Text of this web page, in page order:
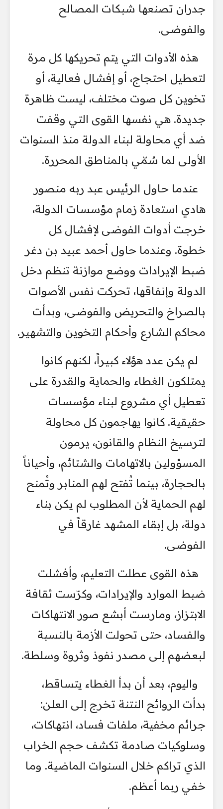
جدران تصنعها شبكات المصالح
والفوضى.
هذه الأدوات التي يتم تحريكها كل مرة
لتعطيل احتجاج، أو إفشال فعالية، أو
تخوين كل صوت مختلف، ليست ظاهرة
جديدة. هي نفسها القوى التي وقفت
ضد أي محاولة لبناء الدولة منذ السنوات
الأولى لما سُمّي بالمناطق المحررة.
عندما حاول الرئيس عبد ربه منصور
هادي استعادة زمام مؤسسات الدولة،
خرجت أدوات الفوضى لإفشال كل
خطوة. وعندما حاول أحمد عبيد بن دغر
ضبط الإيرادات ووضع موازنة تنظم دخل
الدولة وإنفاقها، تحركت نفس الأصوات
بالصراخ والتحريض والفوضى، وبدأت
محاكم الشارع وأحكام التخوين والتشهير.
لم يكن عدد هؤلاء كبيراً، لكنهم كانوا
يمتلكون الغطاء والحماية والقدرة على
تعطيل أي مشروع لبناء مؤسسات
حقيقية. كانوا يهاجمون كل محاولة
لترسيخ النظام والقانون، يرمون
المسؤولين بالاتهامات والشتائم، وأحياناً
بالحجارة، بينما تُفتح لهم المنابر وتُمنح
لهم الحماية لأن المطلوب لم يكن بناء
دولة، بل إبقاء المشهد غارقاً في
الفوضى.
هذه القوى عطلت التعليم، وأفشلت
ضبط الموارد والإيرادات، وكرّست ثقافة
الابتزاز، ومارست أبشع صور الانتهاكات
والفساد، حتى تحولت الأزمة بالنسبة
لبعضهم إلى مصدر نفوذ وثروة وسلطة.
واليوم، بعد أن بدأ الغطاء يتساقط،
بدأت الروائح النتنة تخرج إلى العلن:
جرائم مخفية، ملفات فساد، انتهاكات،
وسلوكيات صادمة تكشف حجم الخراب
الذي تراكم خلال السنوات الماضية. وما
خفي ربما أعظم.